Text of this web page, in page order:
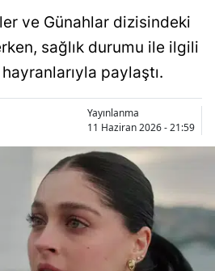
Ankara
Antalya
Aydın
Bilecik
Bingöl
Bitlis
ve Günahlar dizisindeki
sağlık durumu ile ilgili
paylaştı.
Yayınlanma
11 Haziran 2026 - 21:59